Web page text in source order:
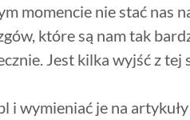
momencie nie stać nas
które są nam tak
Jest kilka wyjść z
i wymieniać je na